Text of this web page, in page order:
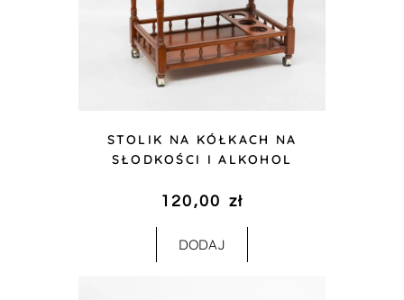
STOLIK NA KÓŁKACH NA
SŁODKOŚCI I ALKOHOL
120,00 zł
DODAJ